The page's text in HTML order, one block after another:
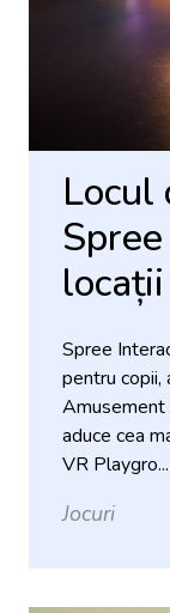
Locul
locații
Spree
pentru copii,
Amusement
aduce cea
VR Playgro...
Jocuri